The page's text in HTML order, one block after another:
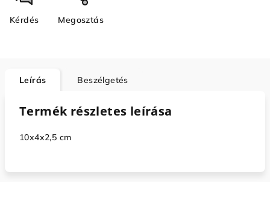
Kérdés Megosztás
Leírás Beszélgetés
Termék részletes leírása
10x4x2,5 cm